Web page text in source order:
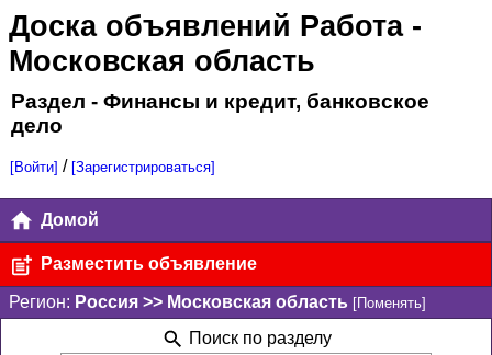
Доска объявлений Работа-
Московская область
Раздел - Финансы и кредит, банковское
дело
[Войти] / [Зарегистрироваться]
Домой
Разместить объявление
Регион: Россия >> Московская область [Поменять]
Поиск по разделу